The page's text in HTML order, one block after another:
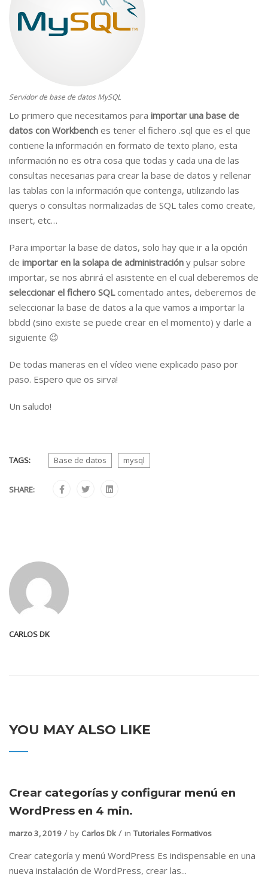
Servidor de base de datos MySQL
Lo primero que necesitamos para importar una base de
datos con Workbench es tener el fichero .sql que es el que
contiene la información en formato de texto plano, esta
información no es otra cosa que todas y cada una de las
consultas necesarias para crear la base de datos y rellenar
las tablas con la información que contenga, utilizando las
querys o consultas normalizadas de SQL tales como create,
insert, etc…
Para importar la base de datos, solo hay que ir a la opción
de importar en la solapa de administración y pulsar sobre
importar, se nos abrirá el asistente en el cual deberemos de
seleccionar el fichero SQLcomentado antes, deberemos de
seleccionar la base de datos a la que vamos a importar la
bbdd (sino existe se puede crear en el momento) y darle a
siguiente 😉
De todas maneras en el vídeo viene explicado paso por
paso. Espero que os sirva!
Un saludo!
TAGS: Base de datos mysql
SHARE:
CARLOS DK
YOU MAY ALSO LIKE
Crear categorías y configurar menú en
WordPress en 4 min.
marzo 3, 2019 by Carlos Dk in Tutoriales Formativos
Crear categoría y menú WordPress Es indispensable en una
nueva instalación de WordPress, crear las...